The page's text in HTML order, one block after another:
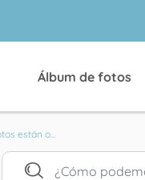
Álbum de fotos
están o...